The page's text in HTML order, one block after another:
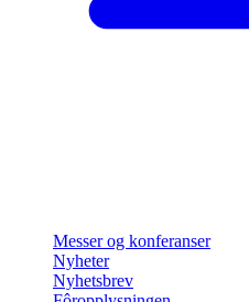
Messer og konferanser
Nyheter
Nyhetsbrev